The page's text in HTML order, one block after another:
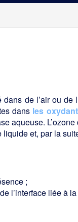
de l’air ou
dans les
aqueuse.
et, par la
;
l’interface liée à